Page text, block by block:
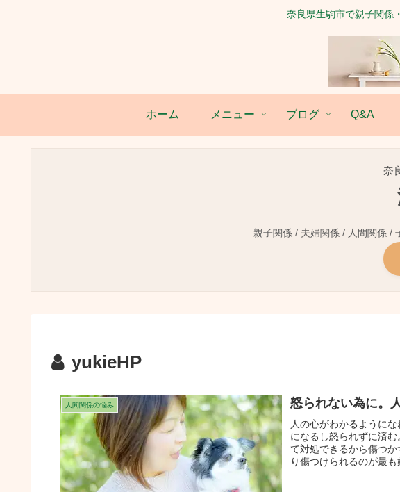
奈良県生駒市で親子関係
ホーム メニュー ブログ Q&A
奈
親子関係 / 夫婦関係 / 人間関係 /
yukieHP
人間関係の悩み 怒られない為に。
人の心がわかるように
になるし怒られずに済
て対処できるから傷つ
り傷つけられるのが最